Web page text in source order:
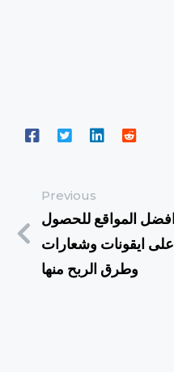
Previous
افضل المواقع للحصول
على ايقونات وشعارات
وطرق الربح منها